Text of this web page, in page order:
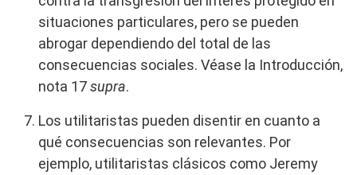
situaciones particulares, pero se pueden
abrogar dependiendo del total de las
consecuencias sociales. Véase la Introducción,
nota 17supra.
Los utilitaristas pueden disentir en cuanto a
qué consecuencias son relevantes. Por
ejemplo, utilitaristas clásicos como Jeremy